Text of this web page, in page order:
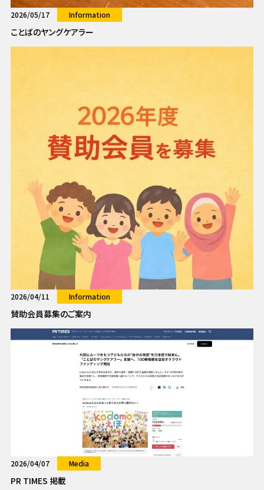
2026/05/17 Information
ことばのヤングケアラー
2026/04/11 Information
賛助会員募集のご案内
2026/04/07 Media
PR TIMES 掲載